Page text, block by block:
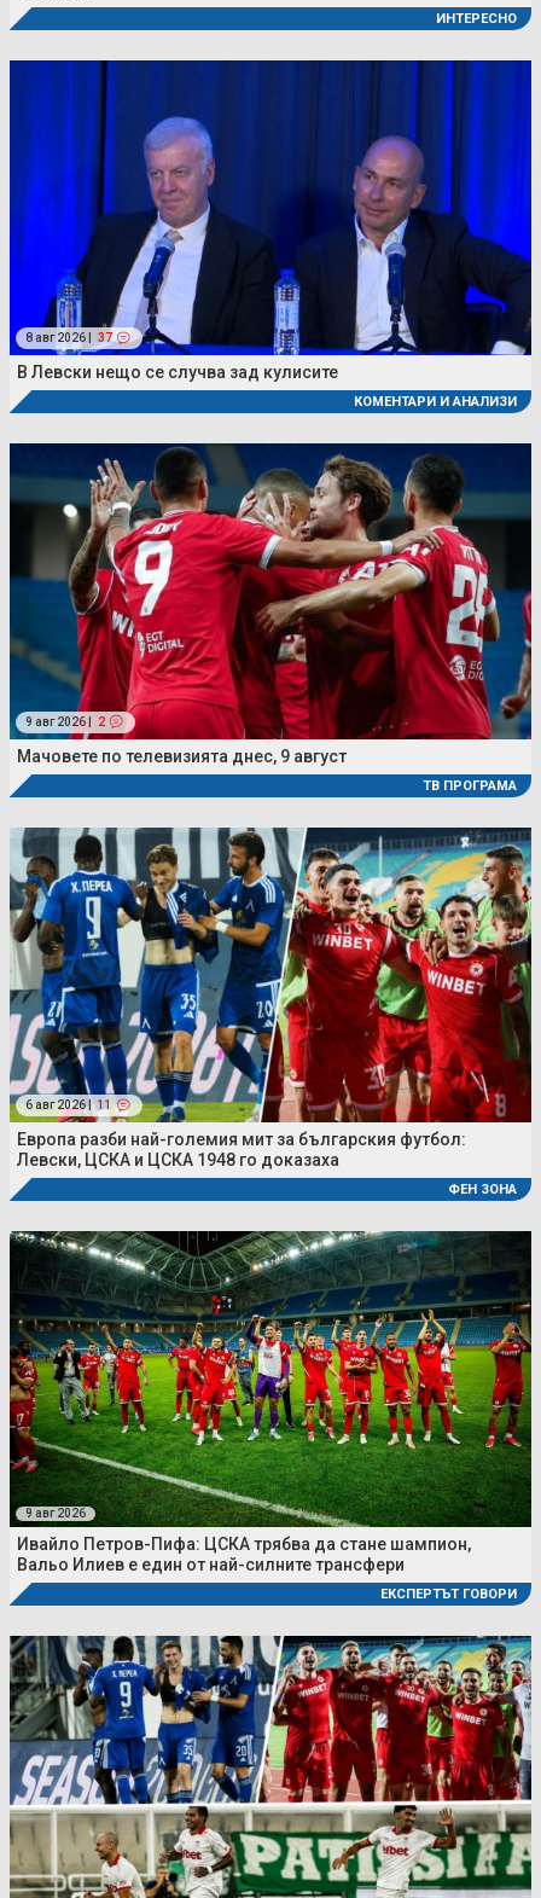
ИНТЕРЕСНО
8 авг 2026 | 37
В Левски нещо се случва зад кулисите
КОМЕНТАРИ И АНАЛИЗИ
9 авг 2026 | 2
Мачовете по телевизията днес, 9 август
ТВ ПРОГРАМА
6 авг 2026 | 11
Европа разби най-големия мит за българския футбол:
Левски, ЦСКА и ЦСКА 1948 го доказаха
ФЕН ЗОНА
9 авг 2026
Ивайло Петров-Пифа: ЦСКА трябва да стане шампион,
Вальо Илиев е един от най-силните трансфери
ЕКСПЕРТЪТ ГОВОРИ